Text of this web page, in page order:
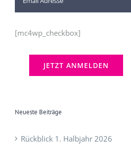
9. August 2026